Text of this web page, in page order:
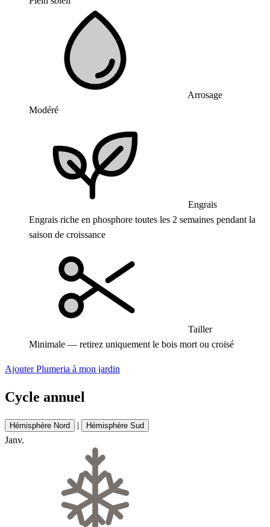
Arrosage
Modéré
Engrais
Engrais riche en phosphore toutes les 2 semaines pendant la
saison de croissance
Tailler
Minimale — retirez uniquement le bois mort ou croisé
Ajouter Plumeria à mon jardin
Cycle annuel
Hémisphère Nord | Hémisphère Sud
Janv.